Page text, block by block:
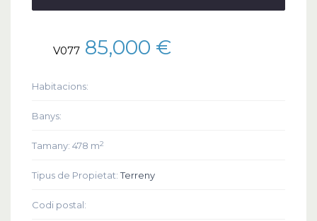
V077 85,000 €
Habitacions:
Banys:
Tamany: 478 m2
Tipus de Propietat:Terreny
Codi postal: